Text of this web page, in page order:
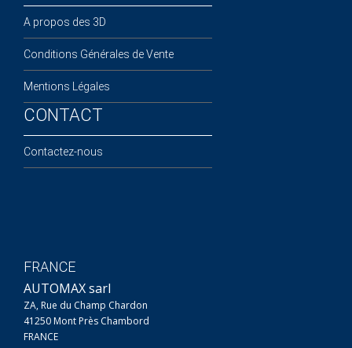
A propos des 3D
Conditions Générales de Vente
Mentions Légales
CONTACT
Contactez-nous
FRANCE
AUTOMAX sarl
ZA, Rue du Champ Chardon
41250 Mont Près Chambord
FRANCE